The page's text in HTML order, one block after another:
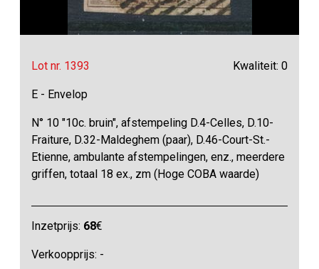
Lot nr. 1393 Kwaliteit: 0
E - Envelop
N° 10 "10c. bruin", afstempeling D.4-Celles, D.10-
Fraiture, D.32-Maldeghem (paar), D.46-Court-St.-
Etienne, ambulante afstempelingen, enz., meerdere
griffen, totaal 18 ex., zm (Hoge COBA waarde)
Inzetprijs: 68€
Verkoopprijs: -